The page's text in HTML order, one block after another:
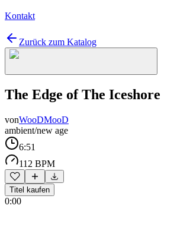
Kontakt
Zurück zum Katalog
The Edge of The Iceshore
vonWooDMooD
ambient/new age
6:51
112 BPM
Titel kaufen
0:00